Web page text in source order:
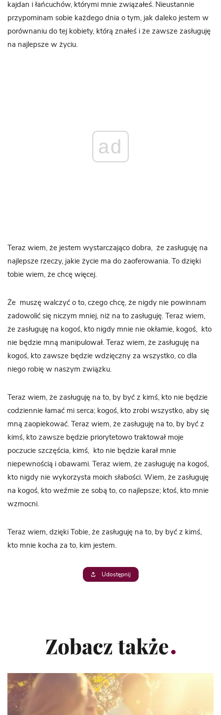
kajdan i łańcuchów, którymi mnie związałeś. Nieustannie
przypominam sobie każdego dnia o tym, jak daleko jestem w
porównaniu do tej kobiety, którą znałeś i że zawsze zasługuję
na najlepsze w życiu.
ad
Teraz wiem, że jestem wystarczająco dobra, że zasługuję na
najlepsze rzeczy, jakie życie ma do zaoferowania. To dzięki
tobie wiem, że chcę więcej.
Że muszę walczyć o to, czego chcę, że nigdy nie powinnam
zadowolić się niczym mniej, niż na to zasługuję. Teraz wiem,
że zasługuję na kogoś, kto nigdy mnie nie okłamie, kogoś,
kto
nie będzie mną manipulował. Teraz wiem, że zasługuję na
kogoś, kto zawsze będzie wdzięczny za wszystko, co dla
niego robię w naszym związku.
Teraz wiem, że zasługuję na to, by być z kimś, kto nie będzie
codziennie łamać mi serca; kogoś, kto zrobi wszystko, aby się
mną zaopiekować. Teraz wiem, że zasługuję na to, by być z
kimś, kto zawsze będzie priorytetowo traktował moje
poczucie szczęścia, kimś,
kto nie będzie karał mnie
niepewnością i obawami. Teraz wiem, że zasługuję na kogoś,
kto nigdy nie wykorzysta moich słabości. Wiem, że zasługuję
na kogoś, kto weźmie ze sobą to, co najlepsze; ktoś, kto mnie
wzmocni.
Teraz wiem, dzięki Tobie, że zasługuję na to, by być z kimś,
kto mnie kocha za to, kim jestem.
Udostępnij
Zobacz także